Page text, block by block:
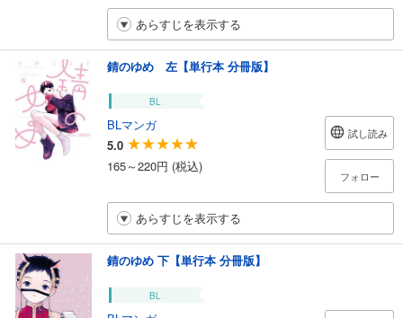
あらすじを表示する
錆のゆめ 左【単行本 分冊版】
BL
BLマンガ
5.0
165～220円 (税込)
試し読み
フォロー
あらすじを表示する
錆のゆめ 下【単行本 分冊版】
BL